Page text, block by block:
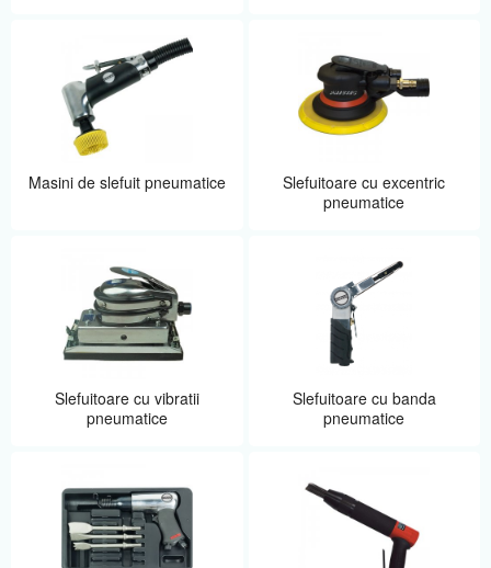
Masini de slefuit pneumatice
Slefuitoare cu excentric
pneumatice
Slefuitoare cu vibratii
pneumatice
Slefuitoare cu banda
pneumatice